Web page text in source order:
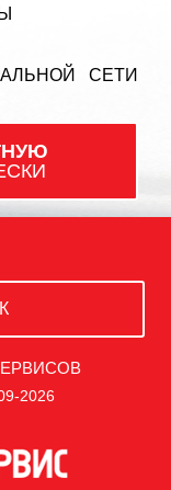
СЕТИ
2026